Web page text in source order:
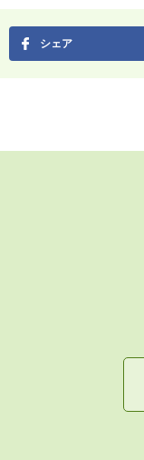
シェア